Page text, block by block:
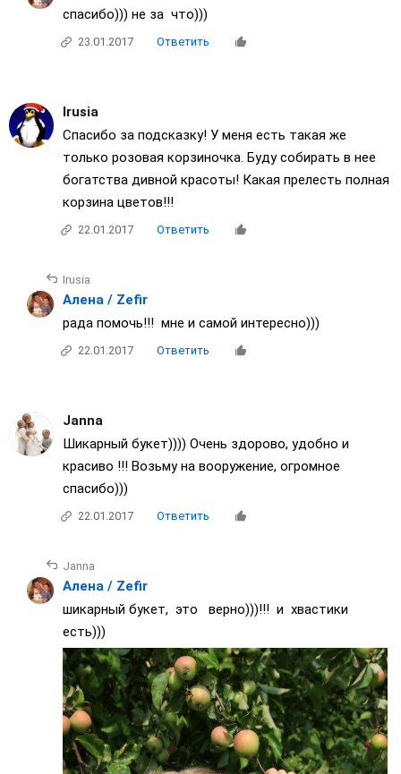
спасибо))) не за что)))
23.01.2017 Ответить
Irusia
Спасибо за подсказку! У меня есть такая же
только розовая корзиночка. Буду собирать в нее
богатства дивной красоты! Какая прелесть полная
корзина цветов!!!
22.01.2017 Ответить
Irusia
Алена / Zefir
рада помочь!!! мне и самой интересно)))
22.01.2017 Ответить
Janna
Шикарный букет)))) Очень здорово, удобно и
красиво !!! Возьму на вооружение, огромное
спасибо)))
22.01.2017 Ответить
Janna
Алена / Zefir
шикарный букет, это верно)))!!! и хвастики
есть)))